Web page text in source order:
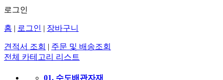
로그인
홈 | 로그인 | 장바구니
견적서 조회 | 주문 및 배송조회
전체 카테고리 리스트
01. 수도배관자재